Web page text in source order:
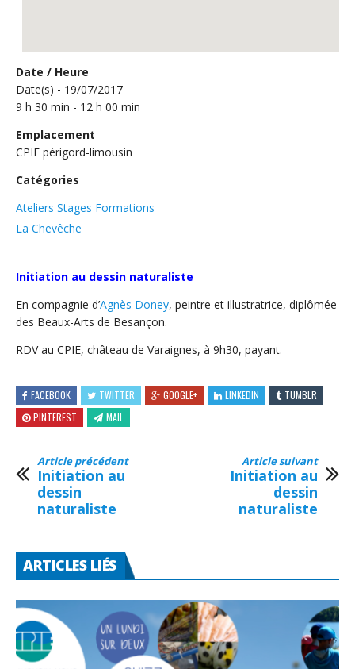
Date / Heure
Date(s) - 19/07/2017
9 h 30 min - 12 h 00 min
Emplacement
CPIE périgord-limousin
Catégories
Ateliers Stages Formations
La Chevêche
Initiation au dessin naturaliste
En compagnie d’Agnès Doney, peintre et illustratrice, diplômée
des Beaux-Arts de Besançon.
RDV au CPIE, château de Varaignes, à 9h30, payant.
FACEBOOK TWITTER GOOGLE+ LINKEDIN
TUMBLR
PINTEREST
MAIL
Article précédent
Initiation au
dessin
naturaliste
Article suivant
Initiation au
dessin
naturaliste
ARTICLES LIÉS